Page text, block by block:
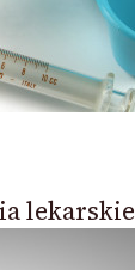
lekarskie